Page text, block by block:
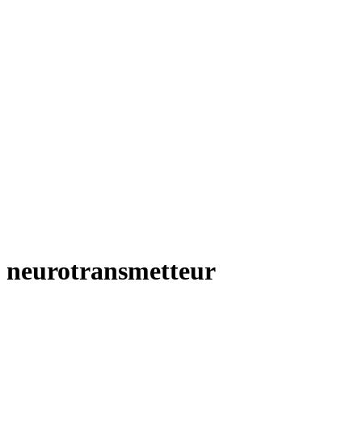
neurotransmetteur